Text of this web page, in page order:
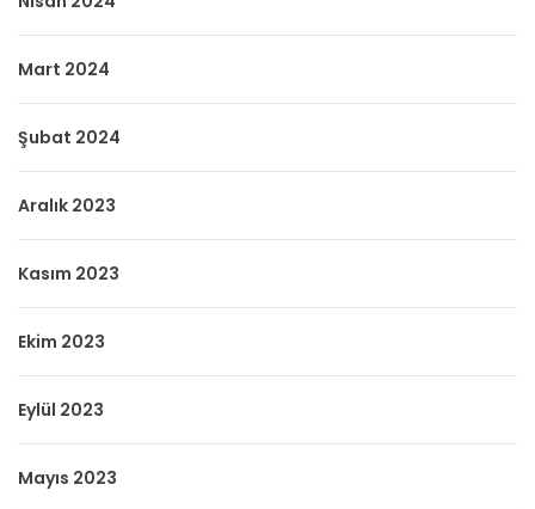
Mart 2024
Şubat 2024
Aralık 2023
Kasım 2023
Ekim 2023
Eylül 2023
Mayıs 2023